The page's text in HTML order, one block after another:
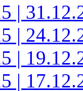
|
|
|
|